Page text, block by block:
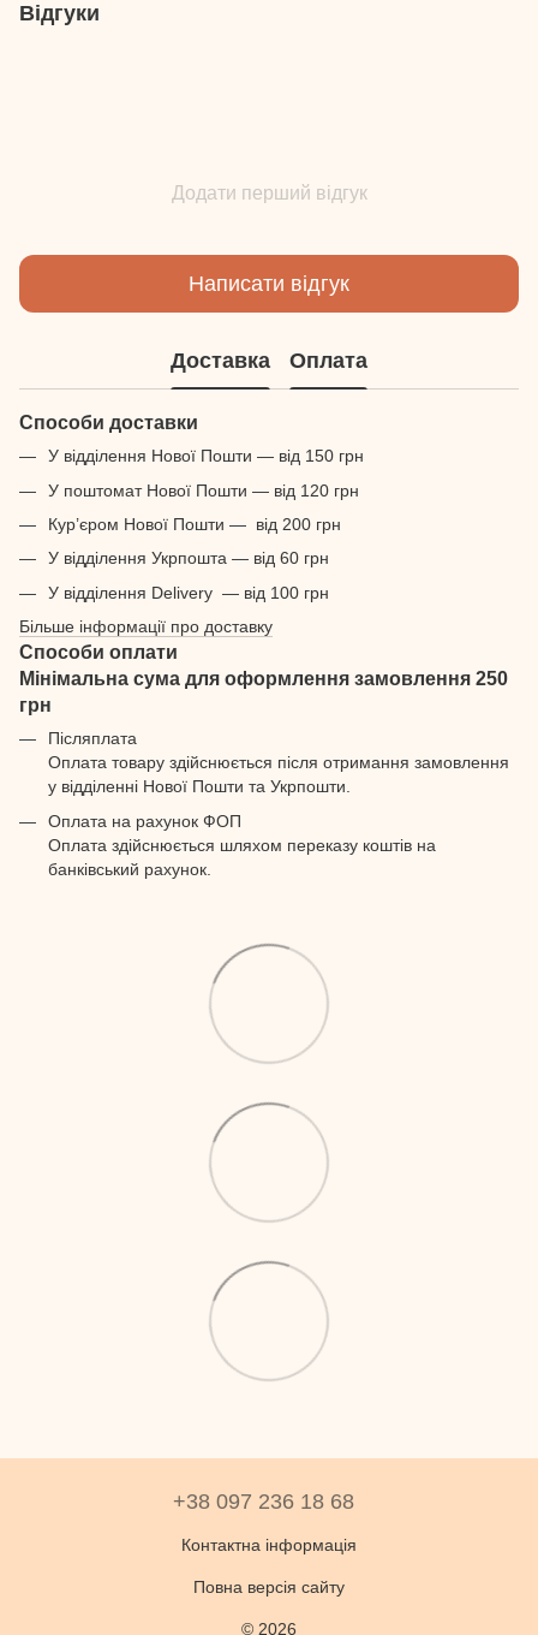
Відгуки
Додати перший відгук
Написати відгук
Доставка Оплата
Способи доставки
У відділення Нової Пошти — від 150 грн
У поштомат Нової Пошти — від 120 грн
Кур’єром Нової Пошти — від 200 грн
У відділення Укрпошта — від 60 грн
У відділення Delivery — від 100 грн
Більше інформації про доставку
Способи оплати
Мінімальна сума для оформлення замовлення 250
грн
Післяплата
Оплата товару здійснюється після отримання замовлення
у відділенні Нової Пошти та Укрпошти.
Оплата на рахунок ФОП
Оплата здійснюється шляхом переказу коштів на
банківський рахунок.
+38 097 236 18 68
Контактна інформація
Повна версія сайту
© 2026